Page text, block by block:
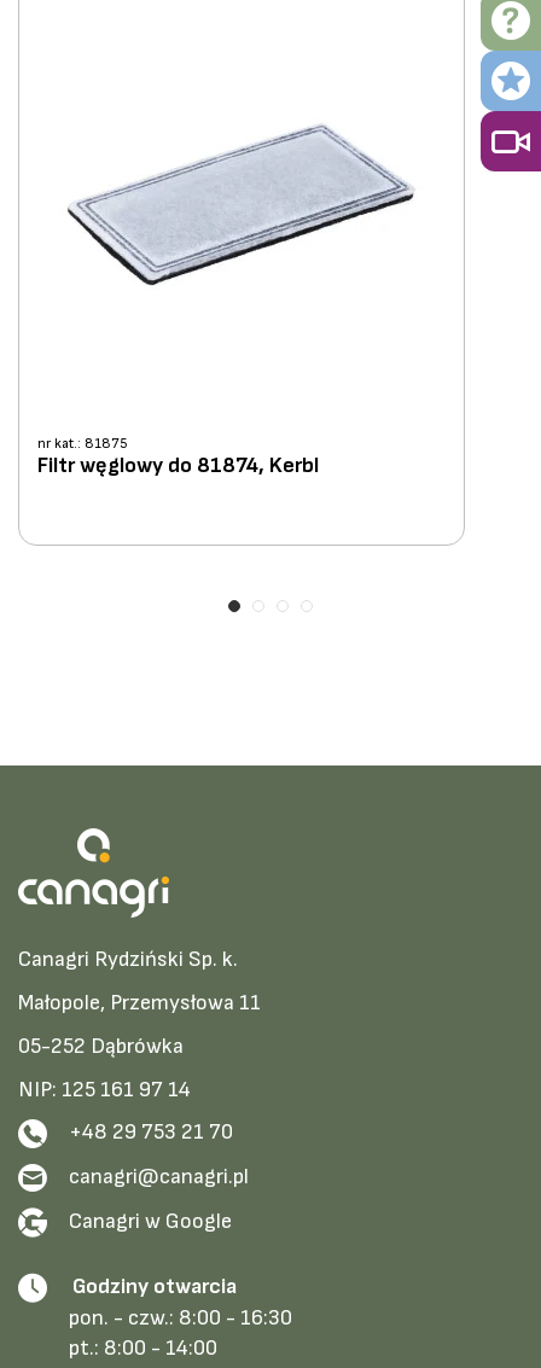
nr kat.: 81875
Filtr węglowy do 81874, Kerbl
Canagri Rydziński Sp. k.
Małopole, Przemysłowa 11
05-252 Dąbrówka
NIP: 125 161 97 14
+48 29 753 21 70
canagri@canagri.pl
Canagri w Google
Godziny otwarcia
pon. - czw.: 8:00 - 16:30
pt.: 8:00 - 14:00